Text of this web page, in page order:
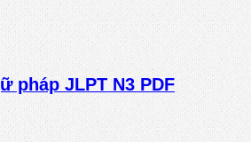
pháp JLPT N3 PDF